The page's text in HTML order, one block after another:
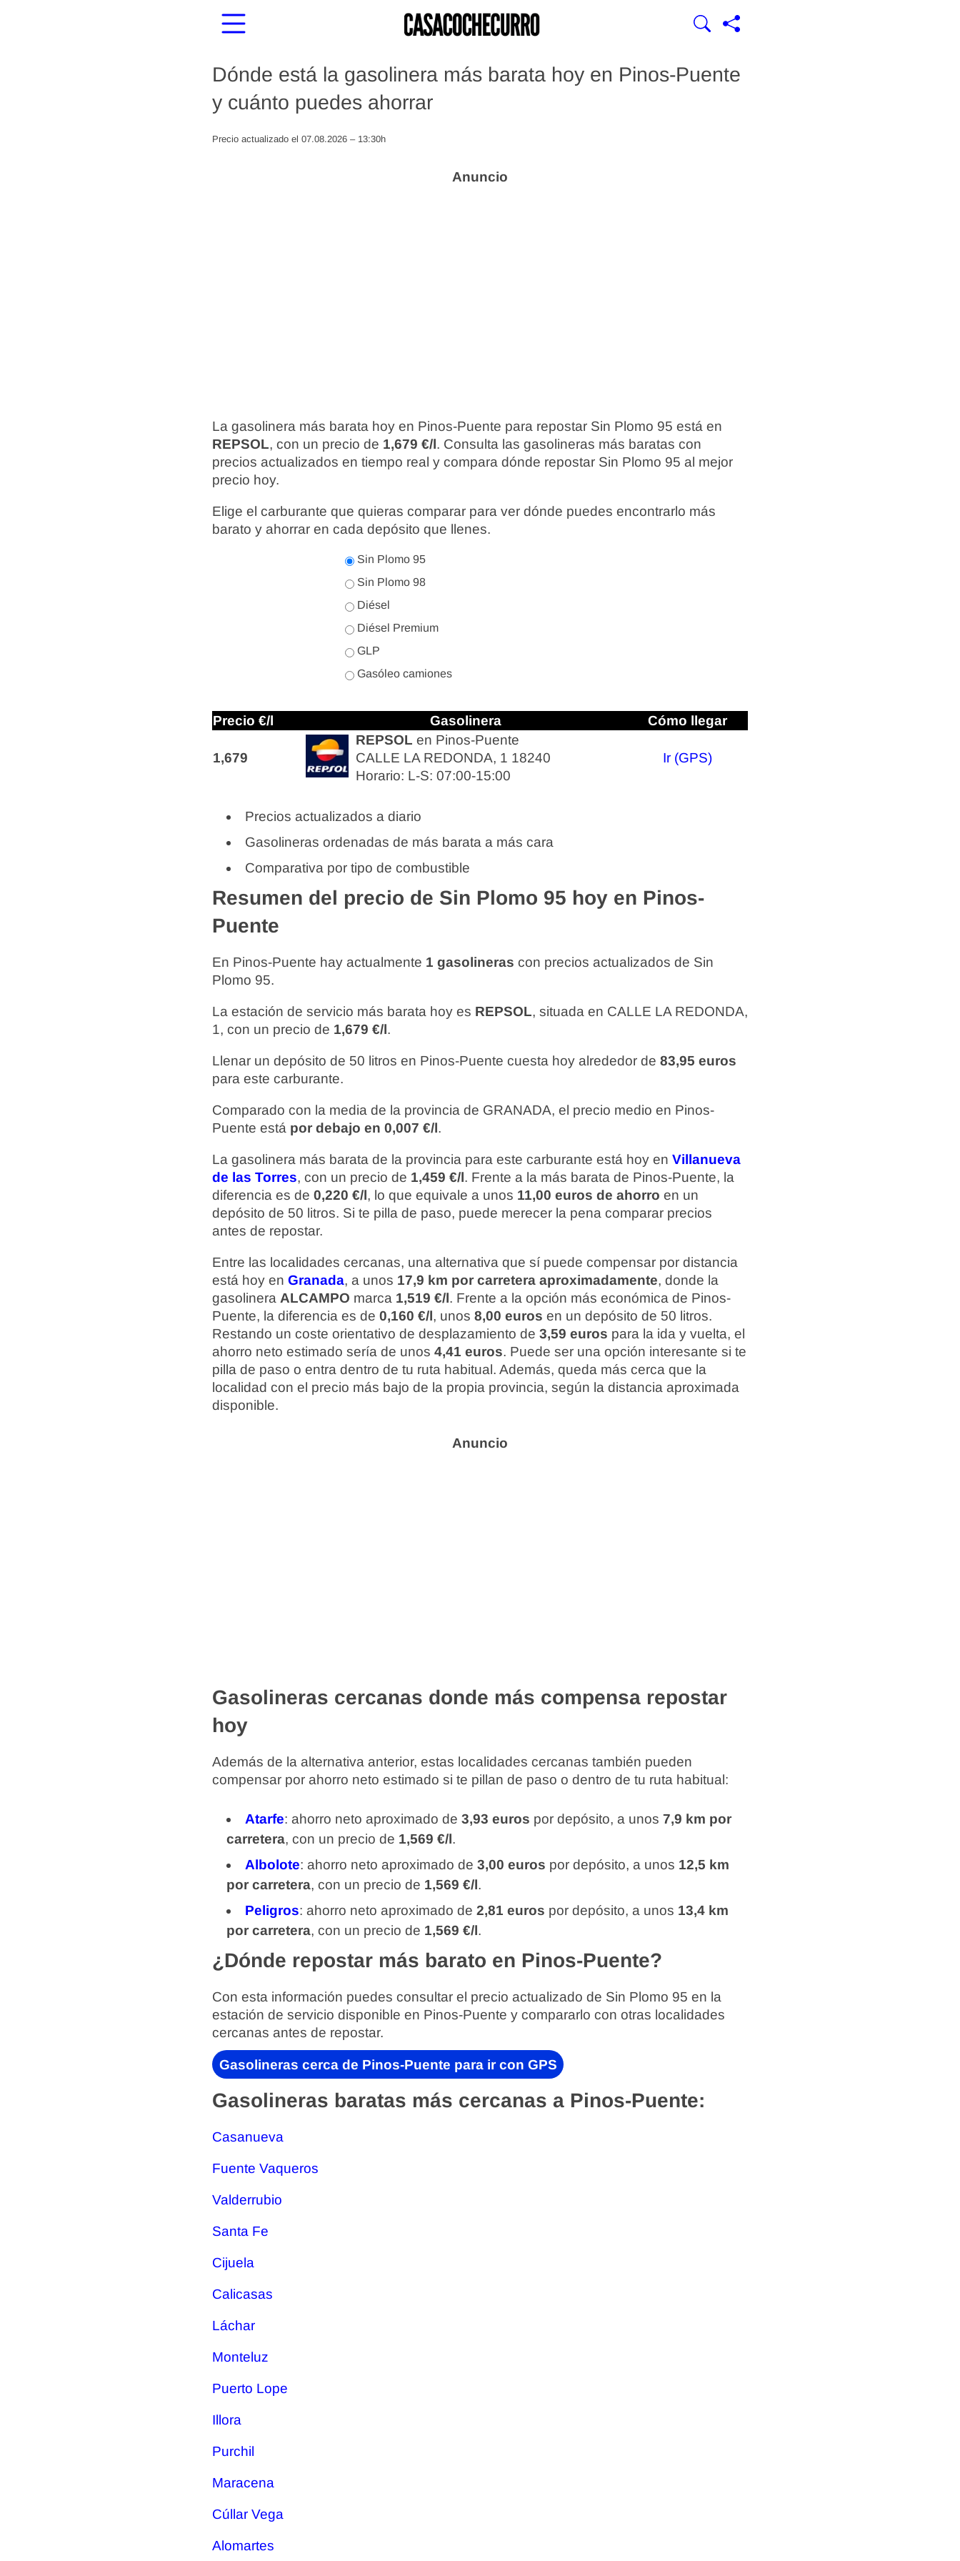
Dónde está la gasolinera más barata hoy en Pinos-Puente
y cuánto puedes ahorrar
Precio actualizado el 07.08.2026 – 13:30h
La gasolinera más barata hoy en Pinos-Puente para repostar Sin Plomo 95 está en
REPSOL, con un precio de 1,679 €/l. Consulta las gasolineras más baratas con
precios actualizados en tiempo real y compara dónde repostar Sin Plomo 95 al mejor
precio hoy.
Elige el carburante que quieras comparar para ver dónde puedes encontrarlo más
barato y ahorrar en cada depósito que llenes.
Sin Plomo 95
Sin Plomo 98
Diésel
Diésel Premium
GLP
Gasóleo camiones
Precio €/l Gasolinera Cómo llegar
1,679
REPSOL en Pinos-Puente
CALLE LA REDONDA, 1 18240
Horario: L-S: 07:00-15:00
Ir (GPS)
Precios actualizados a diario
Gasolineras ordenadas de más barata a más cara
Comparativa por tipo de combustible
Resumen del precio de Sin Plomo 95 hoy en Pinos-
Puente
En Pinos-Puente hay actualmente 1 gasolineras con precios actualizados de Sin
Plomo 95.
La estación de servicio más barata hoy es REPSOL, situada en CALLE LA REDONDA,
1, con un precio de 1,679 €/l.
Llenar un depósito de 50 litros en Pinos-Puente cuesta hoy alrededor de 83,95 euros
para este carburante.
Comparado con la media de la provincia de GRANADA, el precio medio en Pinos-
Puente está por debajo en 0,007 €/l.
La gasolinera más barata de la provincia para este carburante está hoy en Villanueva
de las Torres, con un precio de 1,459 €/l. Frente a la más barata de Pinos-Puente, la
diferencia es de 0,220 €/l, lo que equivale a unos 11,00 euros de ahorro en un
depósito de 50 litros. Si te pilla de paso, puede merecer la pena comparar precios
antes de repostar.
Entre las localidades cercanas, una alternativa que sí puede compensar por distancia
está hoy en Granada, a unos 17,9 km por carretera aproximadamente, donde la
gasolinera ALCAMPO marca 1,519 €/l. Frente a la opción más económica de Pinos-
Puente, la diferencia es de 0,160 €/l, unos 8,00 euros en un depósito de 50 litros.
Restando un coste orientativo de desplazamiento de 3,59 euros para la ida y vuelta, el
ahorro neto estimado sería de unos 4,41 euros. Puede ser una opción interesante si te
pilla de paso o entra dentro de tu ruta habitual. Además, queda más cerca que la
localidad con el precio más bajo de la propia provincia, según la distancia aproximada
disponible.
Gasolineras cercanas donde más compensa repostar
hoy
Además de la alternativa anterior, estas localidades cercanas también pueden
compensar por ahorro neto estimado si te pillan de paso o dentro de tu ruta habitual:
Atarfe: ahorro neto aproximado de 3,93 euros por depósito, a unos 7,9 km por
carretera, con un precio de 1,569 €/l.
Albolote: ahorro neto aproximado de 3,00 euros por depósito, a unos 12,5 km
por carretera, con un precio de 1,569 €/l.
Peligros: ahorro neto aproximado de 2,81 euros por depósito, a unos 13,4 km
por carretera, con un precio de 1,569 €/l.
¿Dónde repostar más barato en Pinos-Puente?
Con esta información puedes consultar el precio actualizado de Sin Plomo 95 en la
estación de servicio disponible en Pinos-Puente y compararlo con otras localidades
cercanas antes de repostar.
Gasolineras cerca de Pinos-Puente para ir con GPS
Gasolineras baratas más cercanas a Pinos-Puente:
Casanueva
Fuente Vaqueros
Valderrubio
Santa Fe
Cijuela
Calicasas
Láchar
Monteluz
Puerto Lope
Illora
Purchil
Maracena
Cúllar Vega
Alomartes